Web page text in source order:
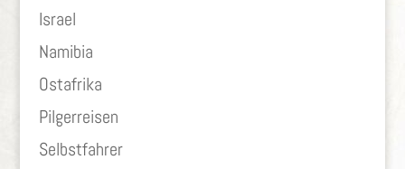
Israel
Namibia
Ostafrika
Pilgerreisen
Selbstfahrer